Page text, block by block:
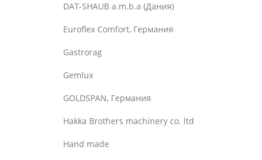
DAT-SHAUB a.m.b.a (Дания)
Euroflex Comfort, Германия
Gastrorag
Gemlux
GOLDSPAN, Германия
Hakka Brothers machinery co. ltd
Hand made